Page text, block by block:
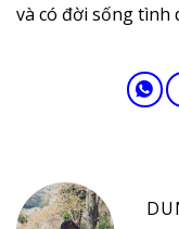
và có đời sống tình